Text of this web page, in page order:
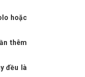
hoặc
thêm
đều là